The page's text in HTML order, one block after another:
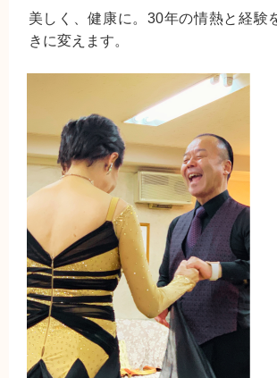
美しく、健康に。30年の情熱と経験
きに変えます。